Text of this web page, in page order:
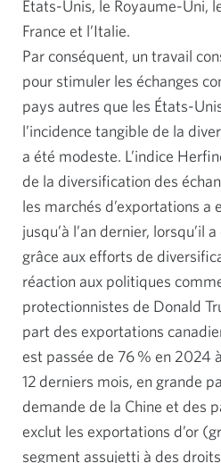
États-Unis, le Royaume-Uni,
France et l’Italie.
Par conséquent, un travail
pour stimuler les échanges
pays autres que les États-
l’incidence tangible de la
a été modeste. L’indice
de la diversification des
les marchés d’exportations a
jusqu’à l’an dernier, lorsqu’il
grâce aux efforts de
réaction aux politiques
protectionnistes de Donald
part des exportations
est passée de 76 % en 2024
12 derniers mois, en grande
demande de la Chine et des
exclut les exportations d’or
segment assujetti à des